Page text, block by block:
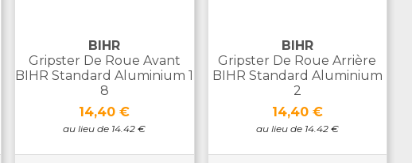
BIHR
Gripster De Roue Avant
BIHR Standard Aluminium 1
8
Prix
14,40 €
au lieu de 14.42 €
BIHR
Gripster De Roue Arrière
BIHR Standard Aluminium
2
Prix
14,40 €
au lieu de 14.42 €